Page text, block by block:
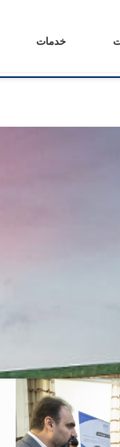
خدمات